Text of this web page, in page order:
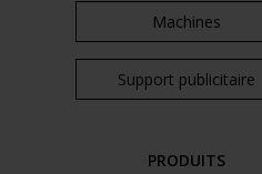
Machines
Support publicitaire
PRODUITS